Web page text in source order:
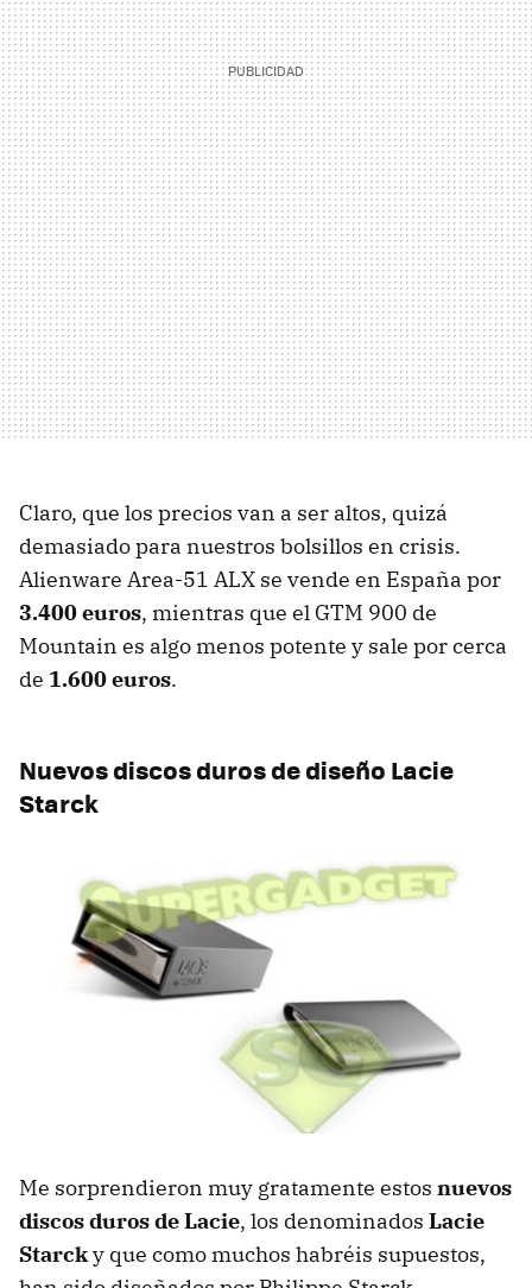
Claro, que los precios van a ser altos, quizá
demasiado para nuestros bolsillos en crisis.
Alienware Area-51 ALX se vende en España por
3.400 euros, mientras que el GTM 900 de
Mountain es algo menos potente y sale por cerca
de 1.600 euros.
Nuevos discos duros de diseño Lacie
Starck
Me sorprendieron muy gratamente estos nuevos
discos duros de Lacie, los denominados Lacie
Starcky que como muchos habréis supuestos,